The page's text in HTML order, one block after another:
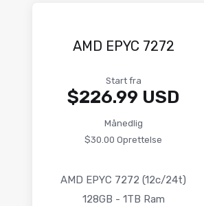
AMD EPYC 7272
Start fra
$226.99 USD
Månedlig
$30.00 Oprettelse
AMD EPYC 7272 (12c/24t)
128GB - 1TB Ram